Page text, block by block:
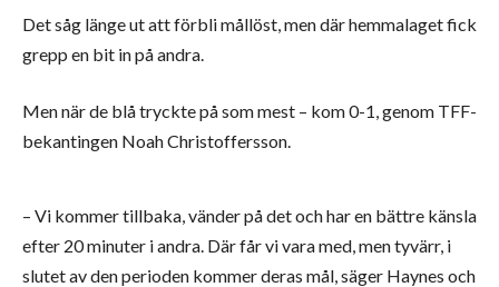
Det såg länge ut att förbli mållöst, men där hemmalaget fick
grepp en bit in på andra.
Men när de blå tryckte på som mest – kom 0-1, genom TFF-
bekantingen Noah Christoffersson.
– Vi kommer tillbaka, vänder på det och har en bättre känsla
efter 20 minuter i andra. Där får vi vara med, men tyvärr, i
slutet av den perioden kommer deras mål, säger Haynes och